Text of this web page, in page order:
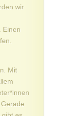
wir
Einen
Mit